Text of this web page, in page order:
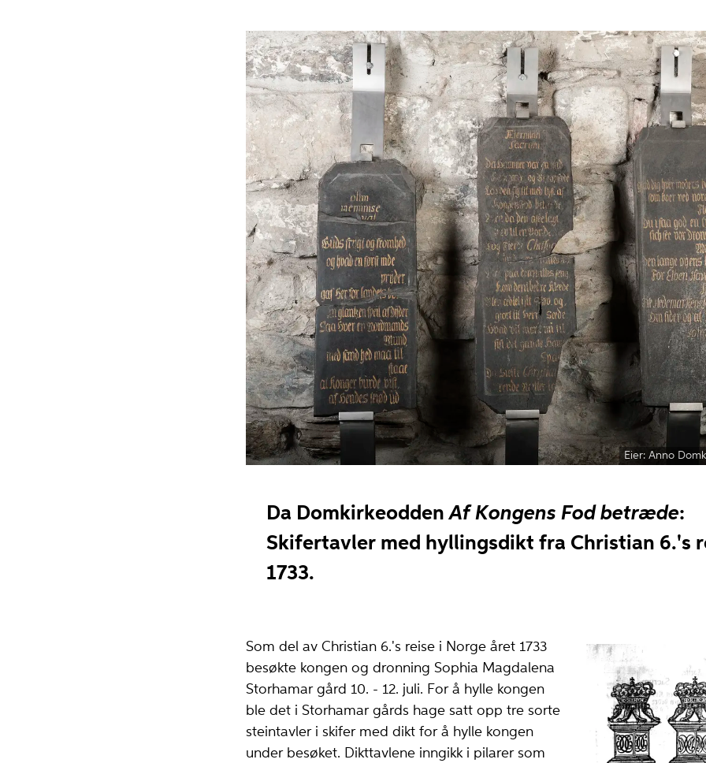
Anno
Da DomkirkeoddenAf Kongens Fod betræde:
Skifertavler med hyllingsdikt fra Christian 6.'s
1733.
Som del av Christian 6.'s reise i Norge året 1733
besøkte kongen og dronning Sophia Magdalena
Storhamar gård 10. - 12. juli. For å hylle kongen
ble det i Storhamar gårds hage satt opp tre sorte
steintavler i skifer med dikt for å hylle kongen
under besøket. Dikttavlene inngikk i pilarer som